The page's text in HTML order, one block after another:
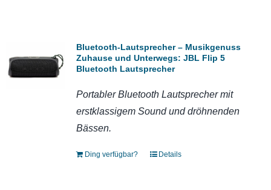
Bluetooth-Lautsprecher – Musikgenuss
Zuhause und Unterwegs: JBL Flip 5
Bluetooth Lautsprecher
Portabler Bluetooth Lautsprecher mit
erstklassigem Sound und dröhnenden
Bässen.
Ding verfügbar? Details